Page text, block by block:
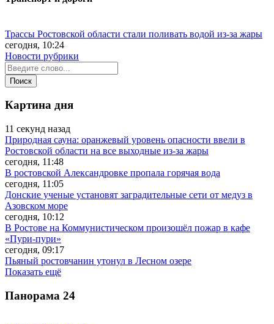
Трассы Ростовской области стали поливать водой из-за жары
сегодня, 10:24
Новости рубрики
Картина дня
11 секунд назад
Природная сауна: оранжевый уровень опасности ввели в
Ростовской области на все выходные из-за жары
сегодня, 11:48
В ростовской Александровке пропала горячая вода
сегодня, 11:05
Донские ученые установят заградительные сети от медуз в
Азовском море
сегодня, 10:12
В Ростове на Коммунистическом произошёл пожар в кафе
«Пури-пури»
сегодня, 09:17
Пьяный ростовчанин утонул в Лесном озере
Показать ещё
Панорама 24